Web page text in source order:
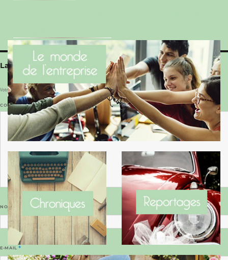
Laisser un commentaire
Votre adresse e-mail ne sera pas publiée.Les champs obligatoires sont indiqués avec
COMMENTAIRE*
NOM
E-MAIL*